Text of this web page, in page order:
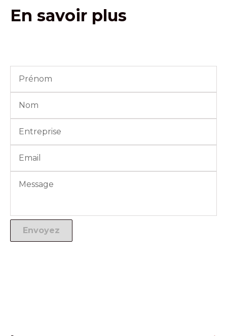
En savoir plus